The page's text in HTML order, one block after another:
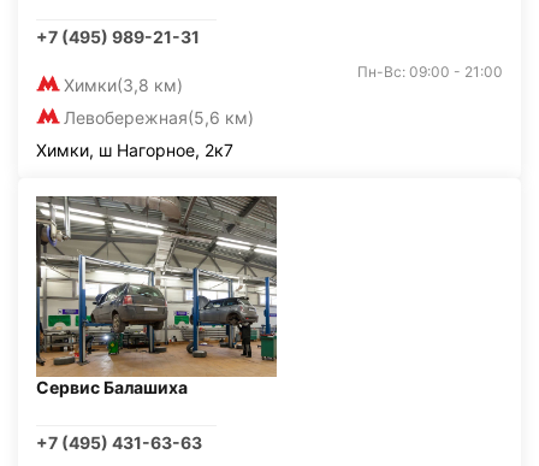
+7 (495) 989-21-31
Химки(3,8 км)
Левобережная(5,6 км)
Пн-Вс: 09:00 - 21:00
Химки, ш Нагорное, 2к7
Сервис Балашиха
+7 (495) 431-63-63